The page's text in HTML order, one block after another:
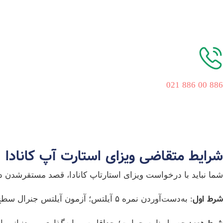
886 00 886 021
شرایط متقاضی ویزای استارت آپ کانادا
شما نباید با درخواست ویزای استارتاپ‌ کانادا، قصد مستقرشدن
شرط اول: به‌دست‌آوردن نمره ۵ آیلتس؛ آزمون آیلتس جنرال سطح CLB5. آزمون TEF فرانسوی سطح NCLC ۵